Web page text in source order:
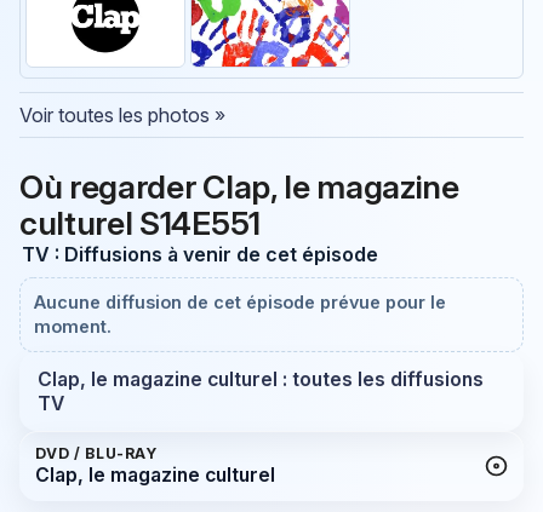
Voir toutes les photos »
Où regarder Clap, le magazine
culturel S14E551
TV : Diffusions à venir de cet épisode
Aucune diffusion de cet épisode prévue pour le
moment.
Clap, le magazine culturel : toutes les diffusions
TV
DVD / BLU-RAY
Clap, le magazine culturel